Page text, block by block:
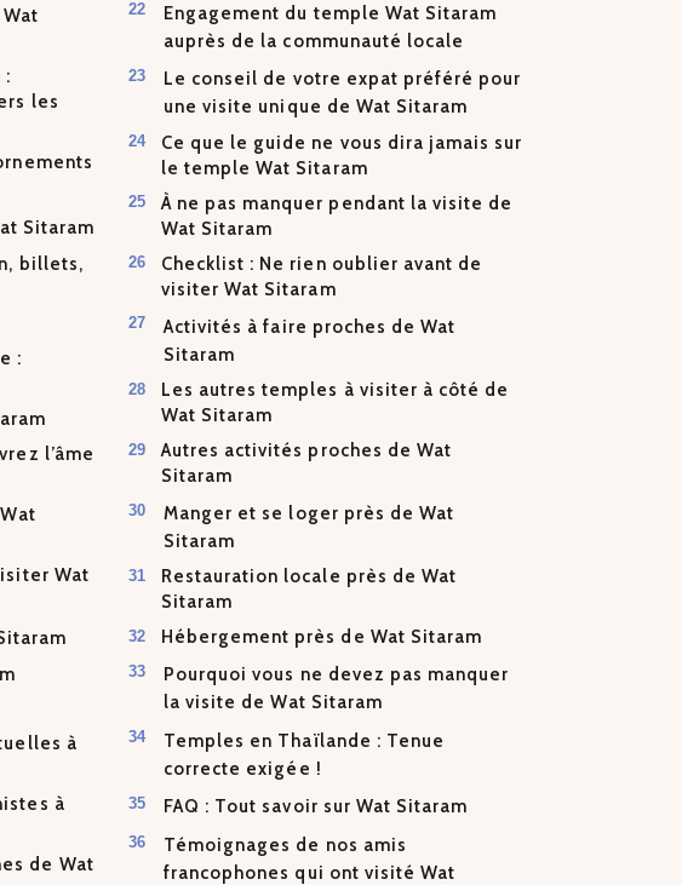
:
les
Sitaram
billets,
:
l’âme
Wat
à
à
de Wat
Engagement du temple Wat Sitaram
auprès de la communauté locale
Le conseil de votre expat préféré pour
une visite unique de Wat Sitaram
Ce que le guide ne vous dira jamais sur
le temple Wat Sitaram
À ne pas manquer pendant la visite de
Wat Sitaram
Checklist : Ne rien oublier avant de
visiter Wat Sitaram
Activités à faire proches de Wat
Sitaram
Les autres temples à visiter à côté de
Wat Sitaram
Autres activités proches de Wat
Sitaram
Manger et se loger près de Wat
Sitaram
Restauration locale près de Wat
Sitaram
Hébergement près de Wat Sitaram
Pourquoi vous ne devez pas manquer
la visite de Wat Sitaram
Temples en Thaïlande : Tenue
correcte exigée !
FAQ : Tout savoir sur Wat Sitaram
Témoignages de nos amis
francophones qui ont visité Wat